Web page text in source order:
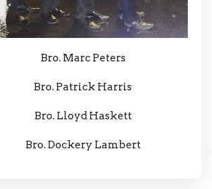
Bro. Marc Peters
Bro. Patrick Harris
Bro. Lloyd Haskett
Bro. Dockery Lambert